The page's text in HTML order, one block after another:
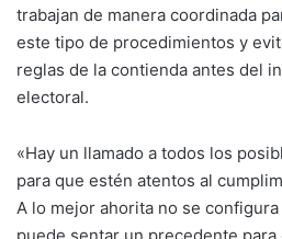
trabajan de manera coordinada
este tipo de procedimientos y
reglas de la contienda antes del
electoral.
«Hay un llamado a todos los
para que estén atentos al
A lo mejor ahorita no se